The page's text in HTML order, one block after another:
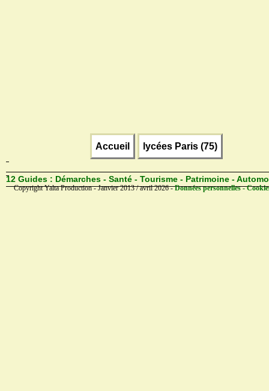
Accueil lycées Paris (75)
12 Guides : Démarches - Santé - Tourisme - Patrimoine -
Copyright Yalta Production - Janvier 2013 / avril 2026 -Données personnelles -